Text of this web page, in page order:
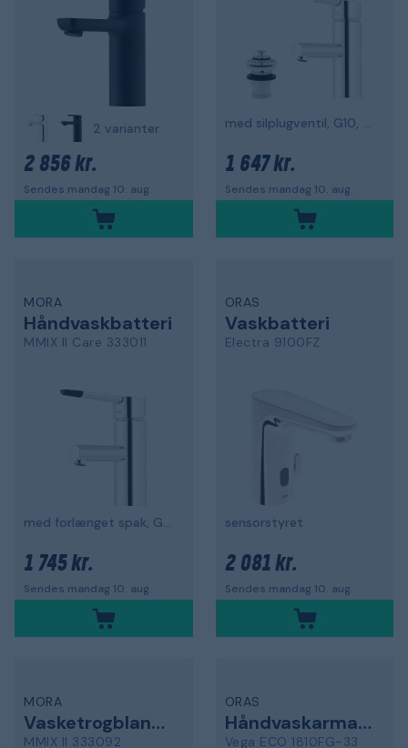
2 varianter
2 856 kr.
Sendes mandag 10. aug.
med silplugventil, G10, krom
1 647 kr.
Sendes mandag 10. aug.
MORA
Håndvaskbatteri
MMIX II Care 333011
med forlænget spak, G10, krom
1 745 kr.
Sendes mandag 10. aug.
ORAS
Vaskbatteri
Electra 9100FZ
sensorstyret
2 081 kr.
Sendes mandag 10. aug.
MORA
Vasketrogblander
MMIX II 333092
ORAS
Håndvaskarmatur
Vega ECO 1810FG-33